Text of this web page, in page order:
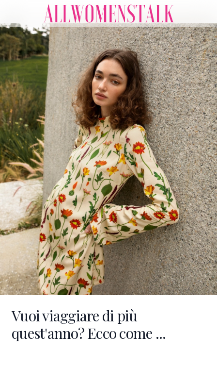
Vuoi viaggiare di più
quest'anno? Ecco come ...